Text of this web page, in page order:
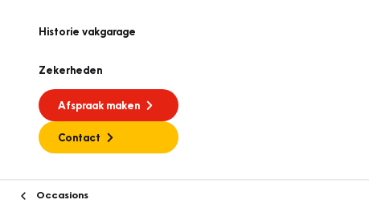
Historie vakgarage
Zekerheden
Afspraak maken
Contact
Occasions